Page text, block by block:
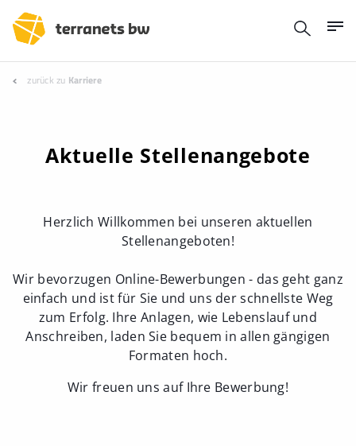
zurück zu Karriere
Aktuelle Stellenangebote
Herzlich Willkommen bei unseren aktuellen
Stellenangeboten!
Wir bevorzugen Online-Bewerbungen - das geht ganz
einfach und ist für Sie und uns der schnellste Weg
zum Erfolg. Ihre Anlagen, wie Lebenslauf und
Anschreiben, laden Sie bequem in allen gängigen
Formaten hoch.
Wir freuen uns auf Ihre Bewerbung!